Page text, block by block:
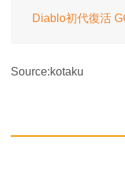
Diablo初代復活
Source:kotaku